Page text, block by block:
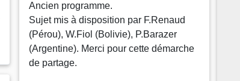
Ancien programme.
Sujet mis à disposition par F.Renaud
(Pérou), W.Fiol (Bolivie), P.Barazer
(Argentine). Merci pour cette démarche
de partage.